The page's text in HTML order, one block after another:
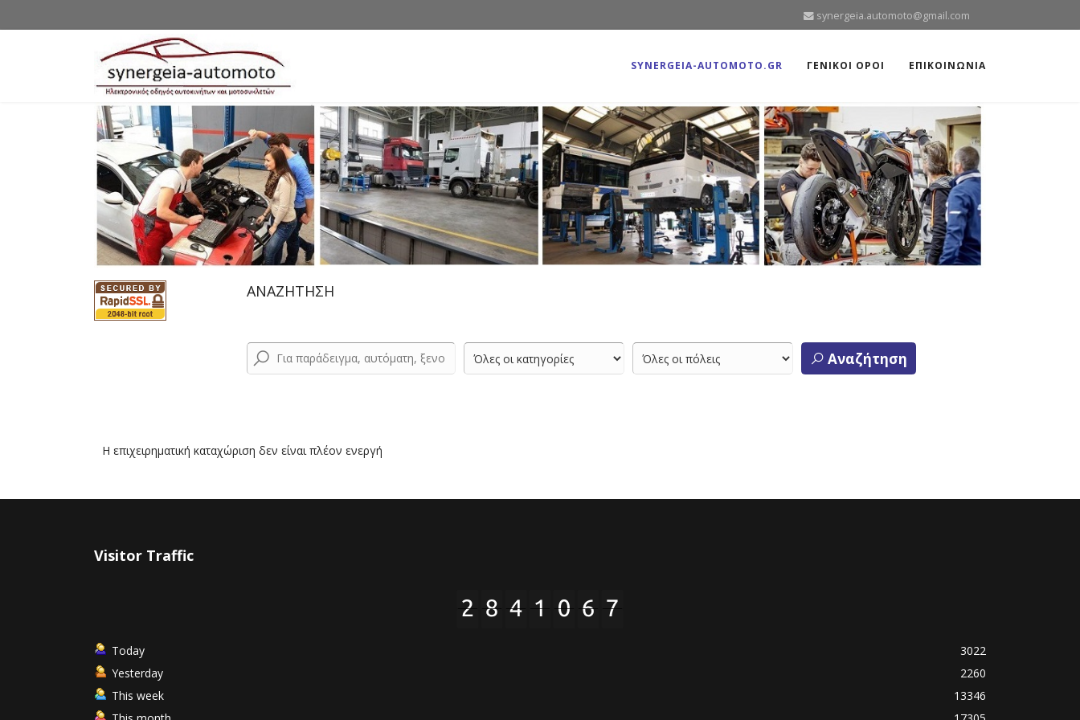
synergeia.automoto@gmail.com
SYNERGEIA-AUTOMOTO.GR ΓΕΝΙΚΟΙ ΟΡΟΙ ΕΠΙΚΟΙΝΩΝΙΑ
ΑΝΑΖΗΤΗΣΗ
Αναζήτηση
Η επιχειρηματική καταχώριση δεν είναι πλέον ενεργή
Visitor Traffic
Today
3022
Yesterday
2260
This week
13346